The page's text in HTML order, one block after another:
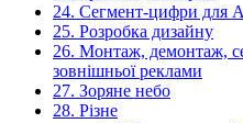
24. Сегмент-цифри для
25. Розробка дизайну
26. Монтаж, демонтаж,
зовнішньої реклами
27. Зоряне небо
28. Різне